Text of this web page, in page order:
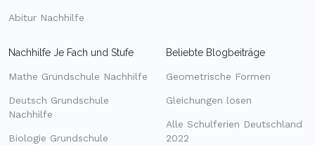
Abitur Nachhilfe
Nachhilfe Je Fach und Stufe
Mathe Grundschule Nachhilfe
Deutsch Grundschule
Nachhilfe
Biologie Grundschule
Beliebte Blogbeiträge
Geometrische Formen
Gleichungen lösen
Alle Schulferien Deutschland
2022